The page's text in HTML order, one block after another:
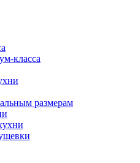
класса
размерам